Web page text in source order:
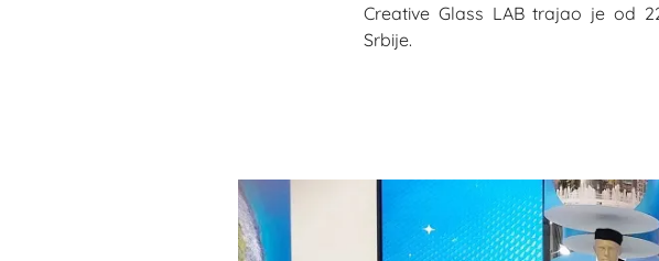
Creative Glass LAB trajao je od
Srbije.